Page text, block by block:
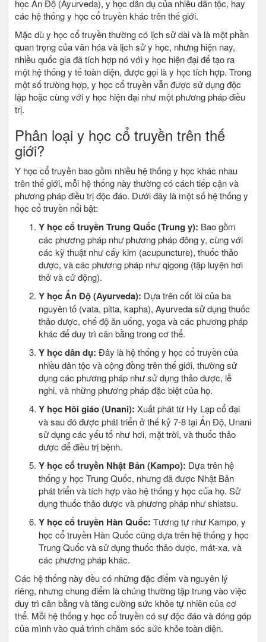
học Ấn Độ (Ayurveda), y học dân dụ của nhiều dân tộc, hay
các hệ thống y học cổ truyền khác trên thế giới.
Mặc dù y học cổ truyền thường có lịch sử dài và là một phần
quan trọng của văn hóa và lịch sử y học, nhưng hiện nay,
nhiều quốc gia đã tích hợp nó với y học hiện đại để tạo ra
một hệ thống y tế toàn diện, được gọi là y học tích hợp. Trong
một số trường hợp, y học cổ truyền vẫn được sử dụng độc
lập hoặc cùng với y học hiện đại như một phương pháp điều
trị.
Phân loại y học cổ truyền trên thế
giới?
Y học cổ truyền bao gồm nhiều hệ thống y học khác nhau
trên thế giới, mỗi hệ thống này thường có cách tiếp cận và
phương pháp điều trị độc đáo. Dưới đây là một số hệ thống y
học cổ truyền nổi bật:
Y học cổ truyền Trung Quốc (Trung y): Bao gồm
các phương pháp như phương pháp đông y, cùng với
các kỹ thuật như cấy kim (acupuncture), thuốc thảo
dược, và các phương pháp như qigong (tập luyện hơi
thở và cử động).
Y học Ấn Độ (Ayurveda): Dựa trên cốt lõi của ba
nguyên tố (vata, pitta, kapha), Ayurveda sử dụng thuốc
thảo dược, chế độ ăn uống, yoga và các phương pháp
khác để duy trì cân bằng trong cơ thể.
Y học dân dụ: Đây là hệ thống y học cổ truyền của
nhiều dân tộc và cộng đồng trên thế giới, thường sử
dụng các phương pháp như sử dụng thảo dược, lễ
nghi, và những phương pháp đặc biệt của họ.
Y học Hồi giáo (Unani): Xuất phát từ Hy Lạp cổ đại
và sau đó được phát triển ở thế kỷ 7-8 tại Ấn Độ, Unani
sử dụng các yếu tố như hơi, mặt trời, và thuốc thảo
dược để điều trị bệnh.
Y học cổ truyền Nhật Bản (Kampo): Dựa trên hệ
thống y học Trung Quốc, nhưng đã được Nhật Bản
phát triển và tích hợp vào hệ thống y học của họ. Sử
dụng thuốc thảo dược và phương pháp như shiatsu.
Y học cổ truyền Hàn Quốc: Tương tự như Kampo, y
học cổ truyền Hàn Quốc cũng dựa trên hệ thống y học
Trung Quốc và sử dụng thuốc thảo dược, mát-xa, và
các phương pháp khác.
Các hệ thống này đều có những đặc điểm và nguyên lý
riêng, nhưng chung điểm là chúng thường tập trung vào việc
duy trì cân bằng và tăng cường sức khỏe tự nhiên của cơ
thể. Mỗi hệ thống y học cổ truyền có sự độc đáo và đóng góp
của mình vào quá trình chăm sóc sức khỏe toàn diện.